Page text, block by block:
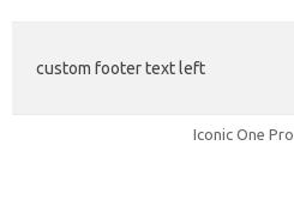
custom footer text left
Iconic One Pro